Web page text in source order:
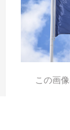
この画